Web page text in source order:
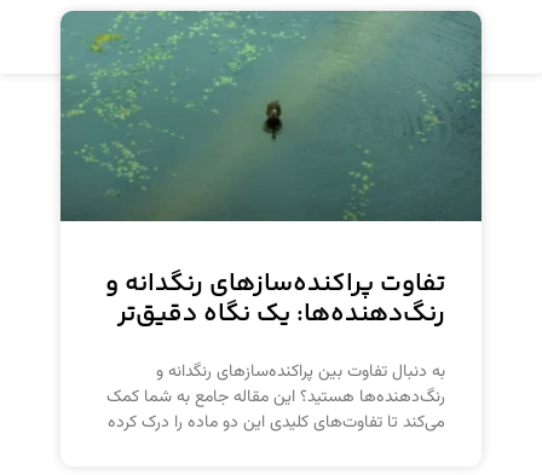
مشاهده محصول
تفاوت پراکنده‌سازهای رنگدانه و
رنگ‌دهنده‌ها: یک نگاه دقیق‌تر
به دنبال تفاوت بین پراکنده‌سازهای رنگدانه و
رنگ‌دهنده‌ها هستید؟ این مقاله جامع به شما کمک
می‌کند تا تفاوت‌های کلیدی این دو ماده را درک کرده